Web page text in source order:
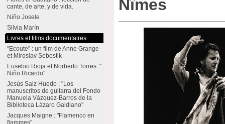
Nîmes
cante, de arte, y de vida.
Niño Josele
Silvia Marín
Livres et films documentaires
"Ecoute" : un film de Anne Grange
et Miroslav Sebestik
Eusebio Rioja et Norberto Torres :"
Niño Ricardo"
Jesús Saiz Huedo : "Los
manuscritos de guitarra del Fondo
Manuela Vázquez-Barros de la
Biblioteca Lázaro Galdiano"
Jacques Maigne : "Flamenco en
flammes"